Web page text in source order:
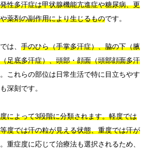
性多汗症は甲状腺機能亢進症や糖尿病、更
薬剤の副作用により生じるものです。
は、 手のひら（手掌多汗症）、脇の下（腋
足底多汗症）、頭部・顔面（頭部顔面多汗
これらの部位は日常生活で特に目立ちやす
深刻です。
によって3段階に分類されます。軽度では
度では汗の粒が見える状態、重度では汗が
重症度に応じて治療法も選択されるため、